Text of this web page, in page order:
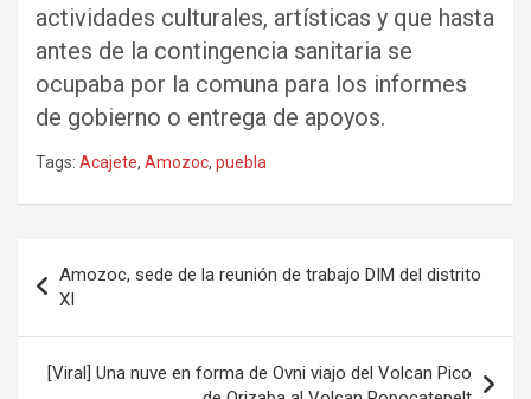
actividades culturales, artísticas y que hasta
antes de la contingencia sanitaria se
ocupaba por la comuna para los informes
de gobierno o entrega de apoyos.
Tags: Acajete, Amozoc, puebla
de
entradas
Amozoc, sede de la reunión de trabajo DIM del distrito
XI
[Viral] Una nuve en forma de Ovni viajo del Volcan Pico